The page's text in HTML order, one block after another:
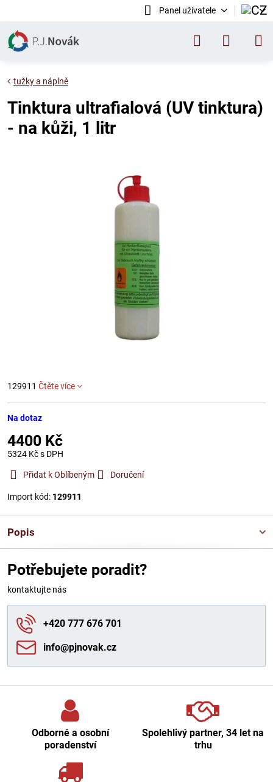
Panel uživatele
tužky a náplně
Tinktura ultrafialová (UV tinktura)
- na kůži, 1 litr
129911 Čtěte více
Na dotaz
4400 Kč
5324 Kčs DPH
Přidat k Oblíbeným Doručení
Import kód: 129911
Popis
Potřebujete poradit?
kontaktujte nás
+420 777 676 701
info​@pjnovak​.cz
Odborné a osobní
poradenství
Spolehlivý partner, 34 let na
trhu